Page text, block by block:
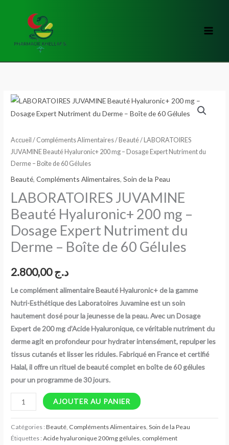
Accueil / Compléments Alimentaires/Beauté/ LABORATOIRES
JUVAMINE Beauté Hyaluronic+ 200 mg – Dosage Expert Nutriment du
Derme – Boîte de 60 Gélules
Beauté,Compléments Alimentaires,Soin de la Peau
LABORATOIRES JUVAMINE
Beauté Hyaluronic+ 200 mg –
Dosage Expert Nutriment du
Derme – Boîte de 60 Gélules
د.ج2.800,00
Le complément alimentaire Beauté Hyaluronic+ de la gamme
Nutri-Esthétique des Laboratoires Juvamine est un soin
hautement dosé pour la jeunesse de la peau. Avec un Dosage
Expert de 200 mg d’Acide Hyaluronique, ce véritable nutriment du
derme agit en profondeur pour hydrater intensément, repulper les
tissus cutanés et lisser les ridules. Fabriqué en France et certifié
Halal, il offre un rituel de beauté complet en boîte de 60 gélules
pour un programme de 30 jours.
quantité
de
JUVAMINE
Beauté
Hyaluronic+
200
–
Dosage
Expert
Nutriment
du
Derme
Boîte
de
60
Gélules
AJOUTER AU PANIER
Catégories :Beauté, Compléments Alimentaires,Soin de la Peau
Étiquettes :Acide hyaluronique 200mg gélules, complément